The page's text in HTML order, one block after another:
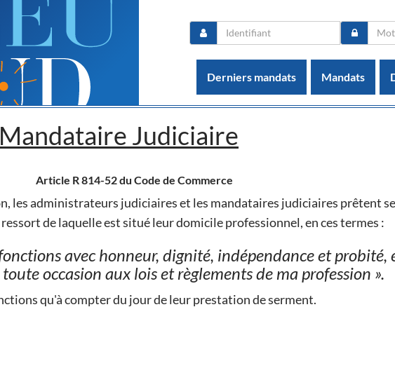
Derniers mandats Mandats
Judiciaire
Article R 814-52 du Code de Commerce
les administrateurs judiciaires et les mandataires judiciaires prêtent
de laquelle est situé leur domicile professionnel, en ces termes :
avec honneur, dignité, indépendance et probité,
occasion aux lois et règlements de ma profession ».
qu'à compter du jour de leur prestation de serment.